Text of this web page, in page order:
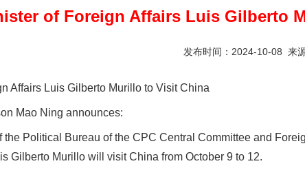
of Foreign Affairs Luis Gilberto
发布时间：2024-10-08 来源
Affairs Luis Gilberto Murillo to Visit China
Mao Ning announces:
the Political Bureau of the CPC Central Committee and
Gilberto Murillo will visit China from October 9 to 12.